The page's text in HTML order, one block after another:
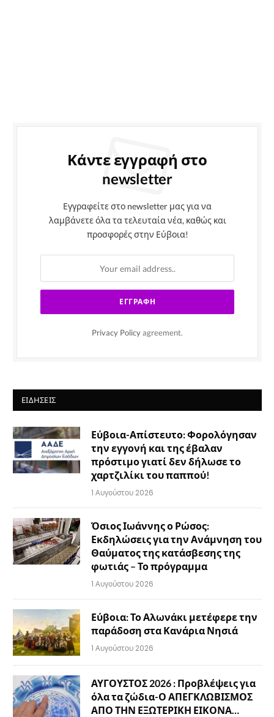
Κάντε εγγραφή στο
newsletter
Εγγραφείτε στο newsletter μας για να
λαμβάνετε όλα τα τελευταία νέα, καθώς και
προσφορές στην Εύβοια!
Privacy Policy agreement.
ΕΙΔΉΣΕΙΣ
Εύβοια-Απίστευτο: Φορολόγησαν
την εγγονή και της έβαλαν
πρόστιμο γιατί δεν δήλωσε το
χαρτζιλίκι του παππού!
1 Αυγούστου 2026
Όσιος Ιωάννης ο Ρώσος:
Εκδηλώσεις για την Ανάμνηση του
Θαύματος της κατάσβεσης της
φωτιάς – Το πρόγραμμα
1 Αυγούστου 2026
Εύβοια: Το Αλωνάκι μετέφερε την
παράδοση στα Κανάρια Νησιά
1 Αυγούστου 2026
ΑΥΓΟΥΣΤΟΣ 2026 : Προβλέψεις για
όλα τα ζώδια-Ο ΑΠΕΓΚΛΩΒΙΣΜΟΣ
ΑΠΟ ΤΗΝ ΕΞΩΤΕΡΙΚΗ ΕΙΚΟΝΑ…